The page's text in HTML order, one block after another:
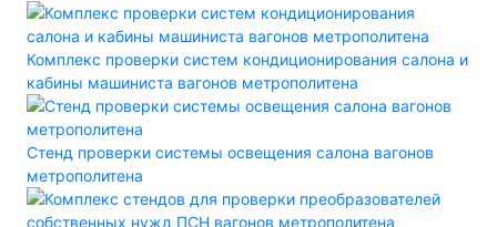
Комплекс проверки систем кондиционирования салона и
кабины машиниста вагонов метрополитена
Стенд проверки системы освещения салона вагонов
метрополитена